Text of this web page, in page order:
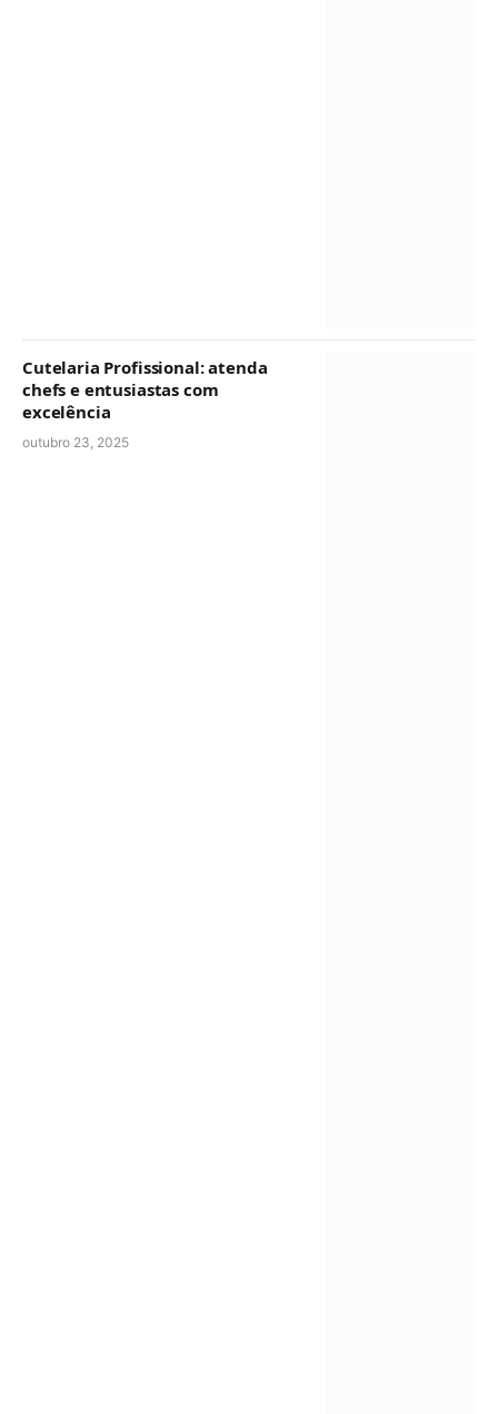
Cutelaria Profissional: atenda
chefs e entusiastas com
excelência
outubro 23, 2025